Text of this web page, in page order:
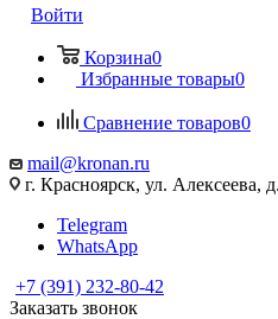
Войти
Корзина0
Избранные товары0
Сравнение товаров0
mail@kronan.ru
г. Красноярск, ул. Алексеева,
Telegram
WhatsApp
+7 (391) 232-80-42
Заказать звонок